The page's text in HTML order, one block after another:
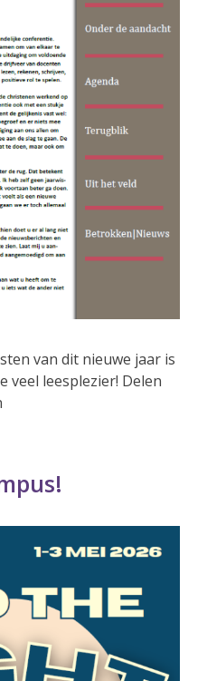
van dit nieuwe jaar is
veel leesplezier! Delen